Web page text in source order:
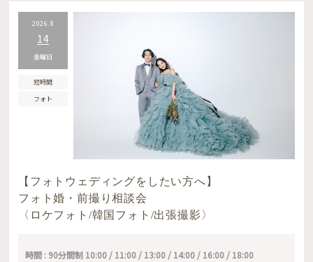
2026.8
14
金曜日
短時間
フォト
【フォトウェディングをしたい方へ】
フォト婚・前撮り相談会
〈ロケフォト/韓国フォト/出張撮影〉
時間 : 90分間制 10:00 / 11:00 / 13:00 / 14:00 / 16:00 / 18:00